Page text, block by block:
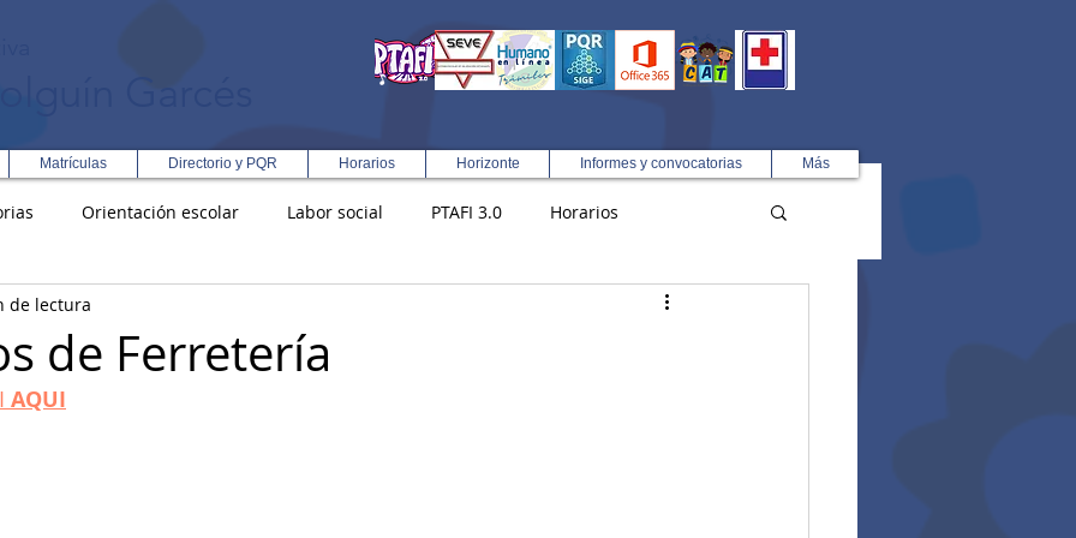
Matrículas Directorio y PQR Horarios Horizonte Informes y convocatorias Más
Orientación escolar Labor social PTAFI 3.0 Horarios
Integral en Turismo
Rectoría
de Ferretería
de lectura
AQUI